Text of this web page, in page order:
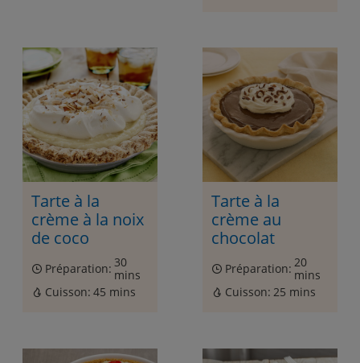
Tarte à la
crème à la noix
de coco
Préparation: 30
mins
Cuisson: 45 mins
Tarte à la
crème au
chocolat
Préparation: 20
mins
Cuisson: 25 mins